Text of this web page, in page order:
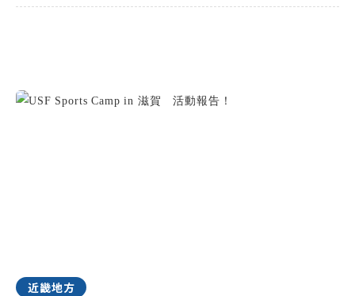
近畿地方